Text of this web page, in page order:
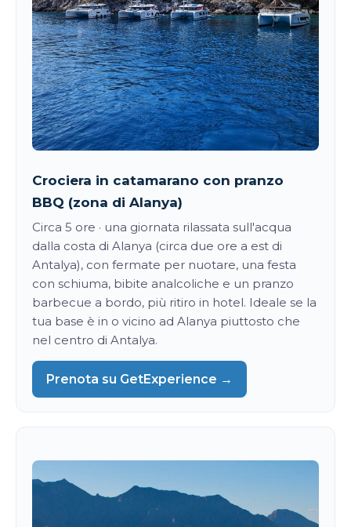
Crociera in catamarano con pranzo
BBQ (zona di Alanya)
Circa 5 ore · una giornata rilassata sull'acqua
dalla costa di Alanya (circa due ore a est di
Antalya), con fermate per nuotare, una festa
con schiuma, bibite analcoliche e un pranzo
barbecue a bordo, più ritiro in hotel. Ideale se la
tua base è in o vicino ad Alanya piuttosto che
nel centro di Antalya.
Prenota su GetExperience →